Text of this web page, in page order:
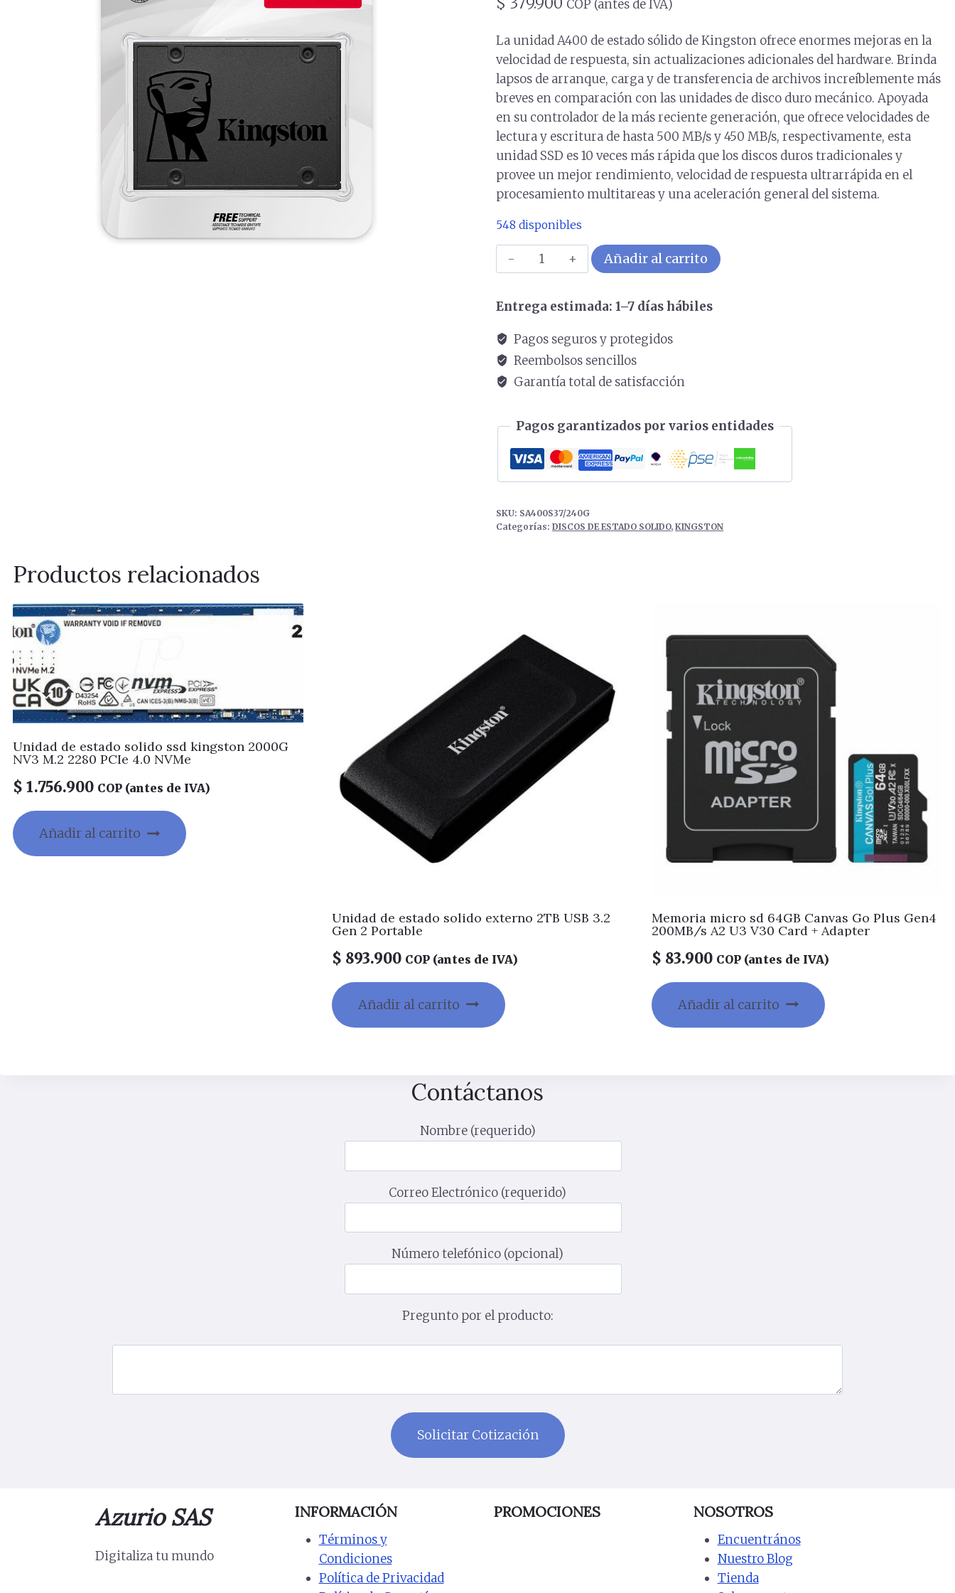
COP (antes de IVA)
La unidad A400 de estado sólido de Kingston ofrece enormes mejoras en la
velocidad de respuesta, sin actualizaciones adicionales del hardware. Brinda
lapsos de arranque, carga y de transferencia de archivos increíblemente más
breves en comparación con las unidades de disco duro mecánico. Apoyada
en su controlador de la más reciente generación, que ofrece velocidades de
lectura y escritura de hasta 500 MB/s y 450 MB/s, respectivamente, esta
unidad SSD es 10 veces más rápida que los discos duros tradicionales y
provee un mejor rendimiento, velocidad de respuesta ultrarrápida en el
procesamiento multitareas y una aceleración general del sistema.
548 disponibles
Unidad
De
Sólido
KINGSTON
A400
240GB
COLOR
Negro
cantidad
Añadir al carrito
Entrega estimada: 1–7 días hábiles
Pagos seguros y protegidos
Reembolsos sencillos
Garantía total de satisfacción
Pagos garantizados por varios entidades
SKU: SA400S37/240G
Categorías:DISCOS DE ESTADO SOLIDO,KINGSTON
Productos relacionados
Unidad de estado solido ssd kingston 2000G
NV3 M.2 2280 PCIe 4.0 NVMe
$ 1.756.900 COP (antes de IVA)
Añadir al carrito
Unidad de estado solido externo 2TB USB 3.2
Gen 2 Portable
$ 893.900 COP (antes de IVA)
Añadir al carrito
Memoria micro sd 64GB Canvas Go Plus Gen4
200MB/s A2 U3 V30 Card + Adapter
$ 83.900 COP (antes de IVA)
Añadir al carrito
Contáctanos
Nombre (requerido)
Correo Electrónico (requerido)
Número telefónico (opcional)
Pregunto por el producto:
Azurio SAS
Digitaliza tu mundo
INFORMACIÓN
Términos y
Condiciones
Política de Privacidad
PROMOCIONES NOSOTROS
Encuentrános
Nuestro Blog
Tienda